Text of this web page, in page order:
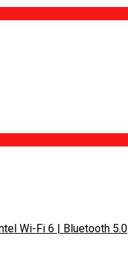
Wi-Fi 6 | Bluetooth 5.0